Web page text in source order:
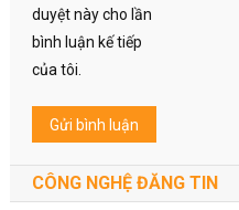
duyệt này cho lần
bình luận kế tiếp
của tôi.
CÔNG NGHỆ ĐĂNG TIN